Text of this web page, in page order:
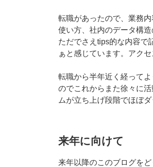
転職があったので、業務
使い方、社内のデータ構
ただでさえtips的な内容で
ぁと感じています。アク
転職から半年近く経って
のでこれからまた徐々に
ムが立ち上げ段階でほぼ
来年に向けて
来年以降のこのブログを